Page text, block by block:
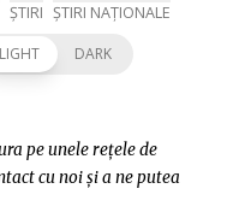
ȘTIRI ȘTIRI NAȚIONALE
LIGHT DARK
pe unele rețele de
cu noi și a ne putea